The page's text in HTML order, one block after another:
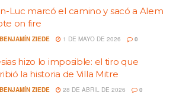
Luc marcó el camino y sacó a Alem
on fire
BENJAMÍN ZIEDE 1 DE MAYO DE 2026 0
hizo lo imposible: el tiro que
la historia de Villa Mitre
BENJAMÍN ZIEDE 28 DE ABRIL DE 2026 0